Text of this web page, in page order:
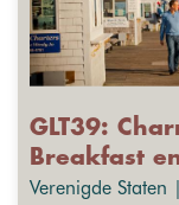
GLT39:
Breakfast
Verenigde